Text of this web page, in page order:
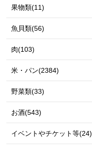
果物類(11)
魚貝類(56)
肉(103)
米・パン(2384)
野菜類(33)
お酒(543)
イベントやチケット等(24)